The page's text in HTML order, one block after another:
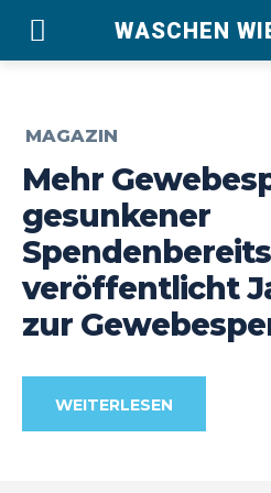
WASCHEN
MAGAZIN
Mehr
gesunkener
veröffentlicht
zur
WEITERLESEN